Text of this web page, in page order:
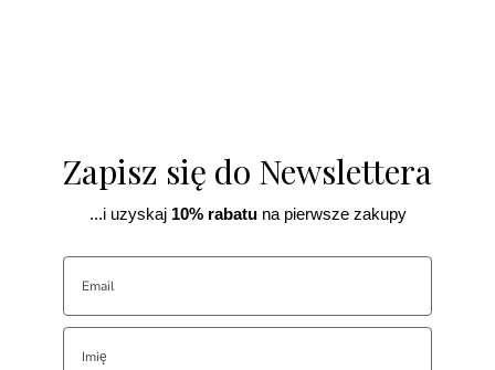
Zapisz się do Newslettera
...i uzyskaj10% rabatuna pierwsze zakupy